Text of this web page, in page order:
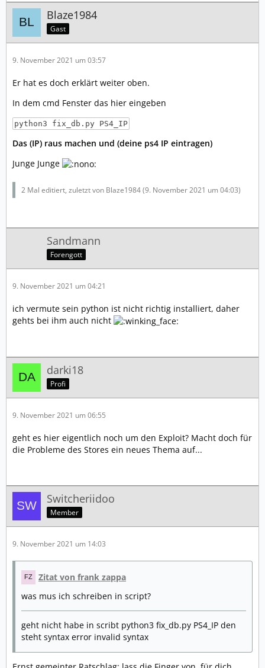
Blaze1984
Gast
9. November 2021 um 03:57
Er hat es doch erklärt weiter oben.
In dem cmd Fenster das hier eingeben
python3 fix_db.py PS4_IP
Das (IP) raus machen und (deine ps4 IP eintragen)
Junge Junge
2 Mal editiert, zuletzt von Blaze1984 (9. November 2021 um 04:03)
Sandmann
Forengott
9. November 2021 um 04:21
ich vermute sein python ist nicht richtig installiert, daher
gehts bei ihm auch nicht
darki18
Profi
9. November 2021 um 06:55
geht es hier eigentlich noch um den Exploit? Macht doch für
die Probleme des Stores ein neues Thema auf...
Switcheriidoo
Member
9. November 2021 um 14:03
Zitat von frank zappa
was mus ich schreiben in script?
geht nicht habe in scribt python3 fix_db.py PS4_IP den
steht syntax error invalid syntax